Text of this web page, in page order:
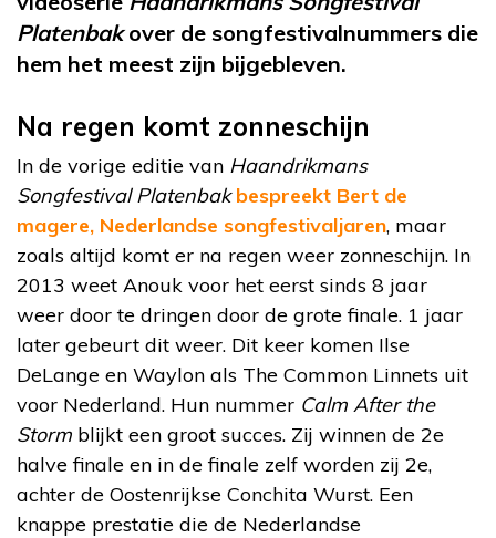
Platenbakover de songfestivalnummers die
hem het meest zijn bijgebleven.
Na regen komt zonneschijn
In de vorige editie van Haandrikmans
Songfestival Platenbak bespreekt Bert de
magere, Nederlandse songfestivaljaren, maar
zoals altijd komt er na regen weer zonneschijn. In
2013 weet Anouk voor het eerst sinds 8 jaar
weer door te dringen door de grote finale. 1 jaar
later gebeurt dit weer. Dit keer komen Ilse
DeLange en Waylon als The Common Linnets uit
voor Nederland. Hun nummer Calm After the
Storm blijkt een groot succes. Zij winnen de 2e
halve finale en in de finale zelf worden zij 2e,
achter de Oostenrijkse Conchita Wurst. Een
knappe prestatie die de Nederlandse